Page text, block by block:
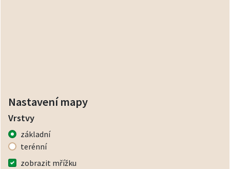
Nastavení mapy
Vrstvy
základní
terénní
zobrazit mřížku